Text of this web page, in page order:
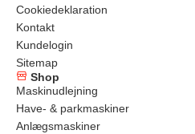
Cookiedeklaration
Kontakt
Kundelogin
Sitemap
Shop
Maskinudlejning
Have- & parkmaskiner
Anlægsmaskiner